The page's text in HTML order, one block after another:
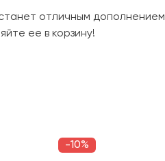
отличным дополнением
ее в корзину!
-10%